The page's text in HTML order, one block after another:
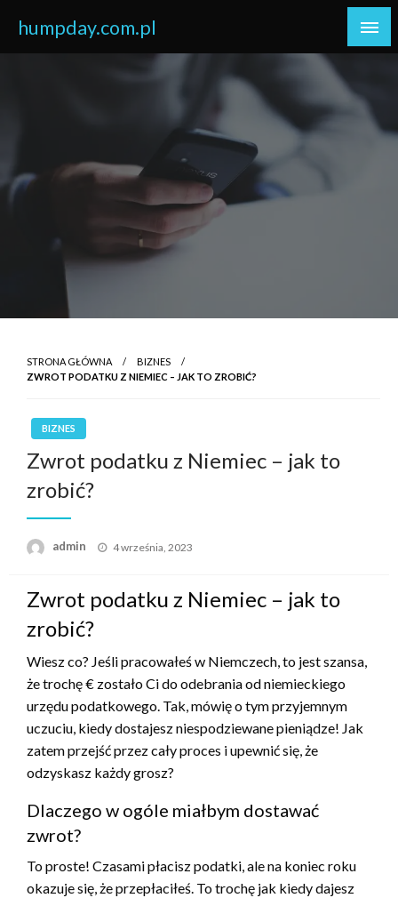
content
humpday.com.pl
STRONA GŁÓWNA
BIZNES
ZWROT PODATKU Z NIEMIEC – JAK TO ZROBIĆ?
BIZNES
Zwrot podatku z Niemiec – jak to
zrobić?
admin
Opublikowane
4 września, 2023
Zwrot podatku z Niemiec – jak to
zrobić?
Wiesz co? Jeśli pracowałeś w Niemczech, to jest szansa,
że trochę € zostało Ci do odebrania od niemieckiego
urzędu podatkowego. Tak, mówię o tym przyjemnym
uczuciu, kiedy dostajesz niespodziewane pieniądze! Jak
zatem przejść przez cały proces i upewnić się, że
odzyskasz każdy grosz?
Dlaczego w ogóle miałbym dostawać
zwrot?
To proste! Czasami płacisz podatki, ale na koniec roku
okazuje się, że przepłaciłeś. To trochę jak kiedy dajesz